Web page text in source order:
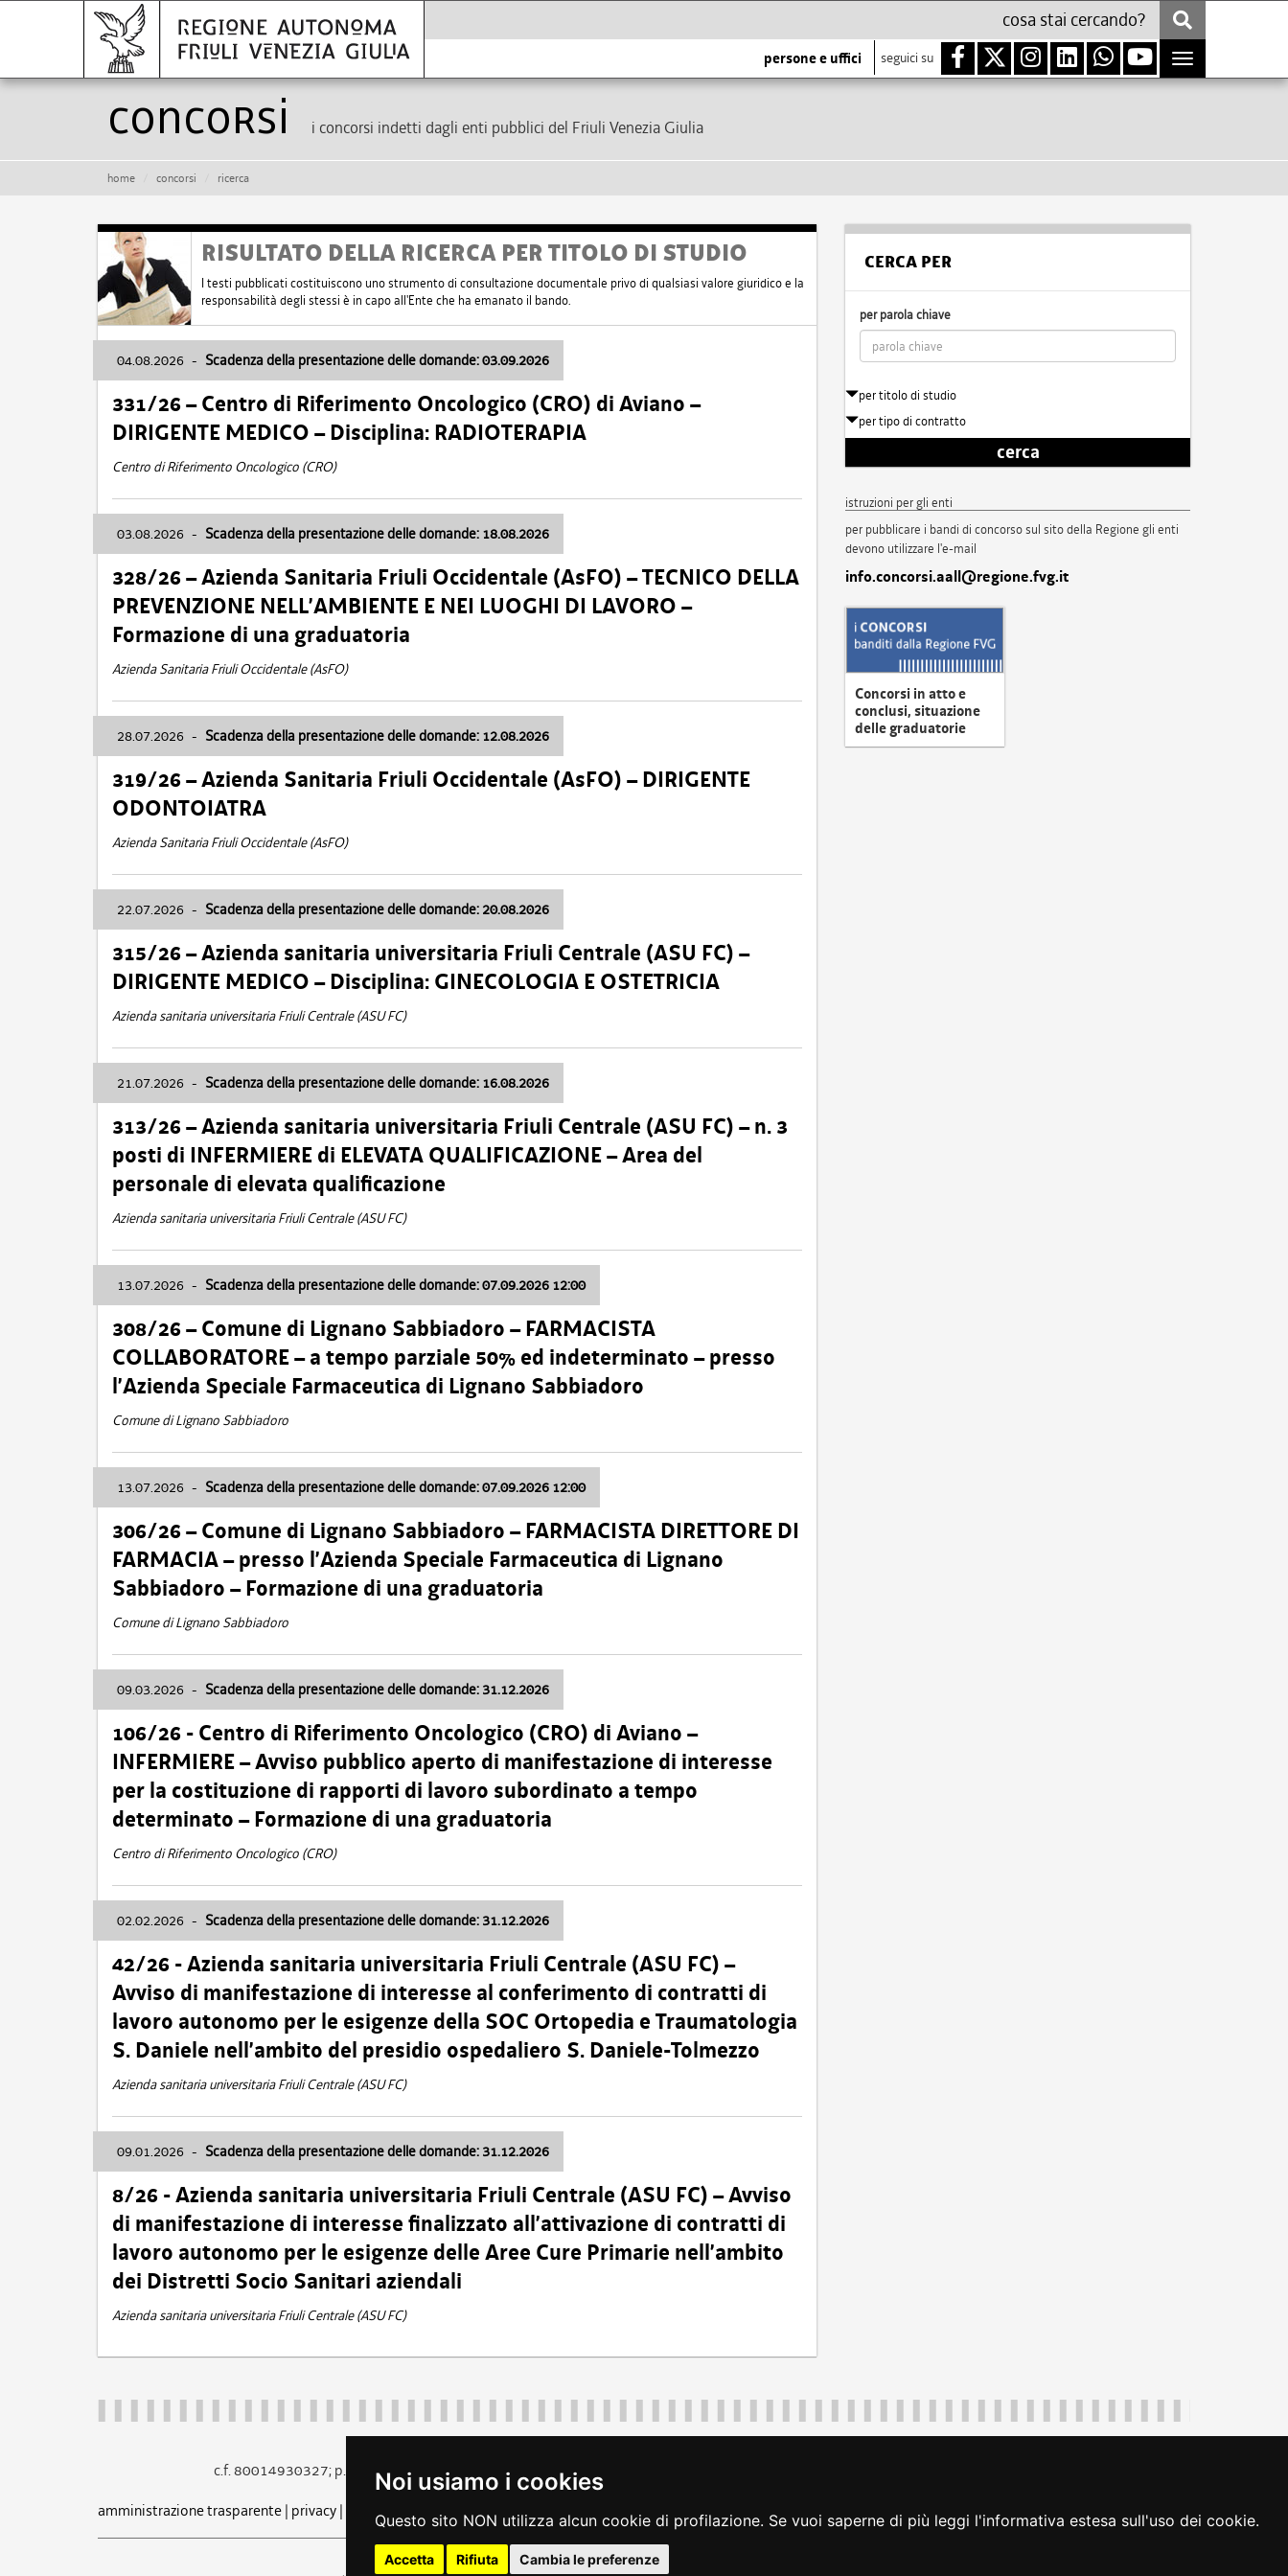
Noi usiamo i cookies
Questo sito NON utilizza alcun cookie di profilazione. Se vuoi saperne di più leggi l'informativa estesa sull'uso dei cookie.
Accetta Rifiuta Cambia le preferenze
persone e uffici seguici su
Toggle
navigation
Concorsi i concorsi indetti dagli enti pubblici del Friuli Venezia Giulia
home concorsi ricerca
RISULTATO DELLA RICERCA PER TITOLO DI STUDIO
I testi pubblicati costituiscono uno strumento di consultazione documentale privo di qualsiasi valore giuridico e la
responsabilità degli stessi è in capo all'Ente che ha emanato il bando.
04.08.2026 - Scadenza della presentazione delle domande: 03.09.2026
331/26 – Centro di Riferimento Oncologico (CRO) di Aviano –
DIRIGENTE MEDICO – Disciplina: RADIOTERAPIA
Centro di Riferimento Oncologico (CRO)
03.08.2026 - Scadenza della presentazione delle domande: 18.08.2026
328/26 – Azienda Sanitaria Friuli Occidentale (AsFO) – TECNICO DELLA
PREVENZIONE NELL’AMBIENTE E NEI LUOGHI DI LAVORO –
Formazione di una graduatoria
Azienda Sanitaria Friuli Occidentale (AsFO)
28.07.2026 - Scadenza della presentazione delle domande: 12.08.2026
319/26 – Azienda Sanitaria Friuli Occidentale (AsFO) – DIRIGENTE
ODONTOIATRA
Azienda Sanitaria Friuli Occidentale (AsFO)
22.07.2026 - Scadenza della presentazione delle domande: 20.08.2026
315/26 – Azienda sanitaria universitaria Friuli Centrale (ASU FC) –
DIRIGENTE MEDICO – Disciplina: GINECOLOGIA E OSTETRICIA
Azienda sanitaria universitaria Friuli Centrale (ASU FC)
21.07.2026 - Scadenza della presentazione delle domande: 16.08.2026
313/26 – Azienda sanitaria universitaria Friuli Centrale (ASU FC) – n. 3
posti di INFERMIERE di ELEVATA QUALIFICAZIONE – Area del
personale di elevata qualificazione
Azienda sanitaria universitaria Friuli Centrale (ASU FC)
13.07.2026 - Scadenza della presentazione delle domande: 07.09.2026 12:00
308/26 – Comune di Lignano Sabbiadoro – FARMACISTA
COLLABORATORE – a tempo parziale 50% ed indeterminato – presso
l’Azienda Speciale Farmaceutica di Lignano Sabbiadoro
Comune di Lignano Sabbiadoro
13.07.2026 - Scadenza della presentazione delle domande: 07.09.2026 12:00
306/26 – Comune di Lignano Sabbiadoro – FARMACISTA DIRETTORE DI
FARMACIA – presso l’Azienda Speciale Farmaceutica di Lignano
Sabbiadoro – Formazione di una graduatoria
Comune di Lignano Sabbiadoro
09.03.2026 - Scadenza della presentazione delle domande: 31.12.2026
106/26 - Centro di Riferimento Oncologico (CRO) di Aviano –
INFERMIERE – Avviso pubblico aperto di manifestazione di interesse
per la costituzione di rapporti di lavoro subordinato a tempo
determinato – Formazione di una graduatoria
Centro di Riferimento Oncologico (CRO)
02.02.2026 - Scadenza della presentazione delle domande: 31.12.2026
42/26 - Azienda sanitaria universitaria Friuli Centrale (ASU FC) –
Avviso di manifestazione di interesse al conferimento di contratti di
lavoro autonomo per le esigenze della SOC Ortopedia e Traumatologia
S. Daniele nell’ambito del presidio ospedaliero S. Daniele-Tolmezzo
Azienda sanitaria universitaria Friuli Centrale (ASU FC)
09.01.2026 - Scadenza della presentazione delle domande: 31.12.2026
8/26 - Azienda sanitaria universitaria Friuli Centrale (ASU FC) – Avviso
di manifestazione di interesse finalizzato all’attivazione di contratti di
lavoro autonomo per le esigenze delle Aree Cure Primarie nell’ambito
dei Distretti Socio Sanitari aziendali
Azienda sanitaria universitaria Friuli Centrale (ASU FC)
CERCA PER
per parola chiave
per titolo di studio
per tipo di contratto
cerca
istruzioni per gli enti
per pubblicare i bandi di concorso sul sito della Regione gli enti
devono utilizzare l'e-mail
info.concorsi.aall@regione.fvg.it
Concorsi in atto e
conclusi, situazione
delle graduatorie
c.f. 80014930327; p.iva 00526040324
piazza Unità d'Italia 1 Trieste
amministrazione trasparente| privacy| cookie note legali | accessibilità rss dichiarazione di accessibilità feedback cambio preferenze cookie loginFVG